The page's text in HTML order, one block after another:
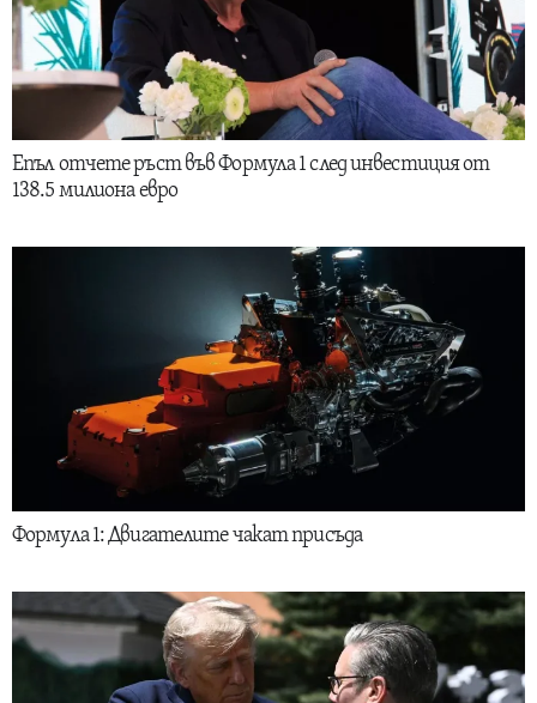
Епъл отчете ръст във Формула 1 след инвестиция от
138.5 милиона евро
Формула 1: Двигателите чакат присъда